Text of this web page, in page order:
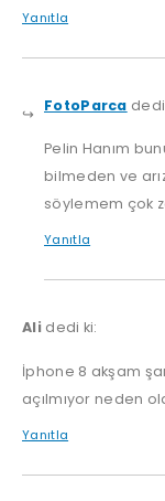
Yanıtla
FotoParca dedi
Pelin Hanım
bilmeden ve
söylemem çok
Yanıtla
Ali dedi ki:
İphone 8 akşam
açılmıyor neden
Yanıtla